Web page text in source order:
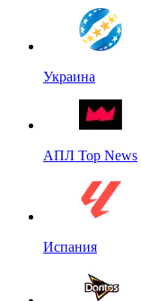
Украина
АПЛ Top News
Испания